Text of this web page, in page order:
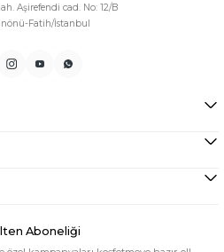
Aşirefendi cad. No: 12/B
Fatih/İstanbul
Aboneliği